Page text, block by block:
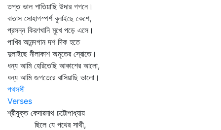
তপ্ত ভাল পাতিয়াছি উদার গগনে।
বাতাস সোহাগস্পর্শ বুলাইছে কেশে,
প্রসন্ন কিরণখানি মুখে পড়ে এসে।
পাখির আনন্দগান দশ দিক হতে
দুলাইছে নীলাকাশ অমৃতের স্রোতে।
ধন্য আমি হেরিতেছি আকাশের আলো,
ধন্য আমি জগতেরে বাসিয়াছি ভালো।
পথসঙ্গী
Verses
শ্রীযুক্ত কেদারনাথ চট্টোপাধ্যায়
ছিলে যে পথের সাথী,